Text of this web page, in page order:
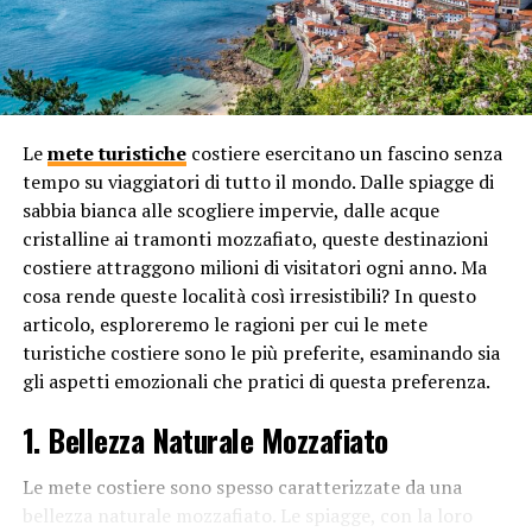
2. Istruzione di Qualità e Centri di
Eccellenza
Un altro motivo per cui gli Stati Uniti
sono noti come la
terra delle opportunità è il loro sistema educativo di
alta qualità e la presenza di numerosi centri di
eccellenza. Le università e le istituzioni accademiche
statunitensi sono tra le migliori al mondo, attirando
studenti da ogni angolo del pianeta. Questo ambiente di
apprendimento stimolante fornisce non solo
conoscenze approfondite ma anche un’opportunità
senza pari di creare reti di contatti e connessioni
professionali che possono durare per tutta la vita.
Inoltre, gli Stati Uniti sono sede di molte aziende leader
in settori chiave come la tecnologia, la finanza e la
medicina. Questi centri di eccellenza non solo offrono
Lemete turistichecostiere esercitano un fascino senza
tempo su viaggiatori di tutto il mondo. Dalle spiagge di
sabbia bianca alle scogliere impervie, dalle acque
cristalline ai tramonti mozzafiato, queste destinazioni
costiere attraggono milioni di visitatori ogni anno. Ma
cosa rende queste località così irresistibili? In questo
articolo, esploreremo le ragioni per cui le mete
turistiche costiere sono le più preferite, esaminando sia
gli aspetti emozionali che pratici di questa preferenza.
1. Bellezza Naturale Mozzafiato
Le mete costiere sono spesso caratterizzate da una
bellezza naturale mozzafiato. Le spiagge, con la loro